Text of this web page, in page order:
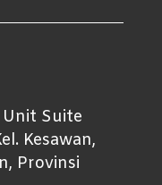
Unit Suite
Kesawan,
Provinsi